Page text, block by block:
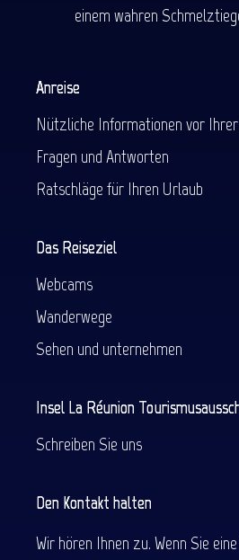
einem wahren
Anreise
Nützliche Informationen vor
Fragen und Antworten
Ratschläge für Ihren Urlaub
Das Reiseziel
Webcams
Wanderwege
Sehen und unternehmen
Insel La Réunion
Schreiben Sie uns
Den Kontakt halten
Wir hören Ihnen zu. Wenn Sie